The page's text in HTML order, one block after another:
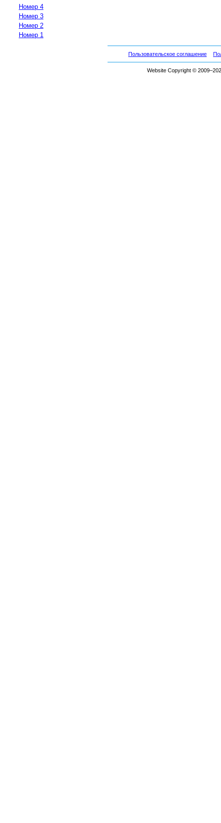
Номер 4
Номер 3
Номер 2
Номер 1
Пользовательское соглашение
Website Copyright ©